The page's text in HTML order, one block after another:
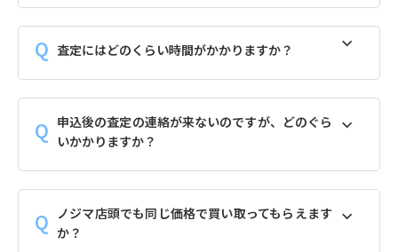
査定にはどのくらい時間がかかりますか？
申込後の査定の連絡が来ないのですが、どのぐら
いかかりますか？
ノジマ店頭でも同じ価格で買い取ってもらえます
か？